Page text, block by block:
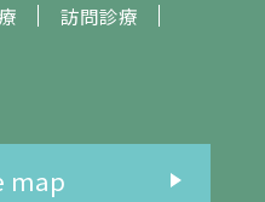
訪問診療
map